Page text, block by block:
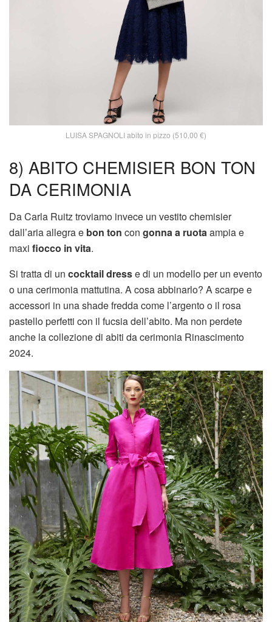
LUISA SPAGNOLI abito in pizzo (510,00 €)
8) ABITO CHEMISIER BON TON
DA CERIMONIA
Da Carla Ruitz troviamo invece un vestito chemisier
dall’aria allegra e bon ton con gonna a ruotaampia e
maxi fiocco in vita.
Si tratta di un cocktail dresse di un modello per un evento
o una cerimonia mattutina. A cosa abbinarlo? A scarpe e
accessori in una shade fredda come l’argento o il rosa
pastello perfetti con il fucsia dell’abito. Ma non perdete
anche la collezione di abiti da cerimonia Rinascimento
2024.